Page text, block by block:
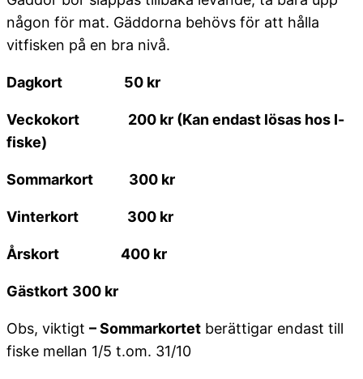
någon för mat. Gäddorna behövs för att hålla
vitfisken på en bra nivå.
Dagkort 50 kr
Veckokort 200 kr (Kan endast lösas hos I-
fiske)
Sommarkort 300 kr
Vinterkort 300 kr
Årskort 400 kr
Gästkort 300 kr
Obs, viktigt – Sommarkortet berättigar endast till
fiske mellan 1/5 t.om. 31/10